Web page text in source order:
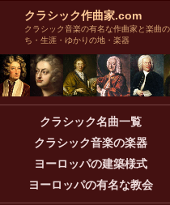
クラシック作曲家.com
クラシック音楽の有名な作曲家と楽曲
ち・生涯・ゆかりの地・楽器
クラシック名曲一覧
クラシック音楽の楽器
ヨーロッパの建築様式
ヨーロッパの有名な教会